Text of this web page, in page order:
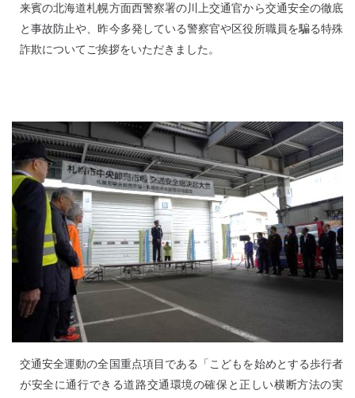
来賓の北海道札幌方面西警察署の川上交通官から交通安全の徹底
と事故防止や、昨今多発している警察官や区役所職員を騙る特殊
詐欺についてご挨拶をいただきました。
交通安全運動の全国重点項目である「こどもを始めとする歩行者
が安全に通行できる道路交通環境の確保と正しい横断方法の実